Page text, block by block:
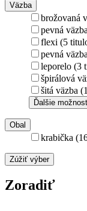
Väzba
brožovaná
pevná
flexi (5
pevná
leporelo (3
špirálová
šitá väzba
Ďalšie
Obal
krabička
Zúžiť výber
Zoradiť